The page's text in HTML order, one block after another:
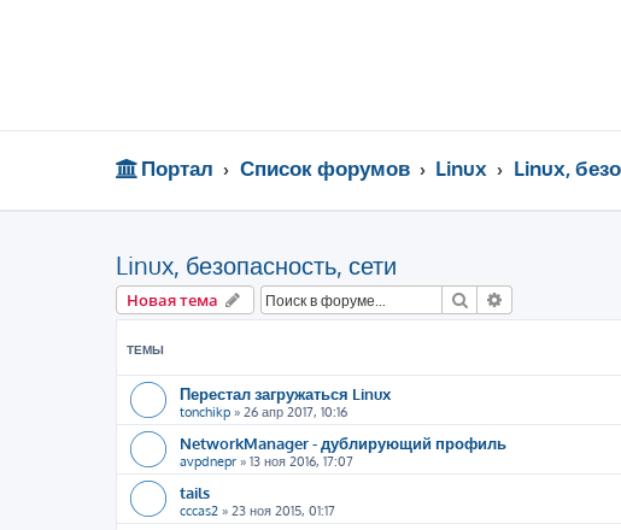
Портал Список форумов Linux Linux,
Linux, безопасность, сети
Новая тема Поиск
ТЕМЫ
Перестал загружаться Linux
tonchikp » 26 апр 2017, 10:16
NetworkManager - дублирующий профиль
avpdnepr » 13 ноя 2016, 17:07
tails
cccas2 » 23 ноя 2015, 01:17